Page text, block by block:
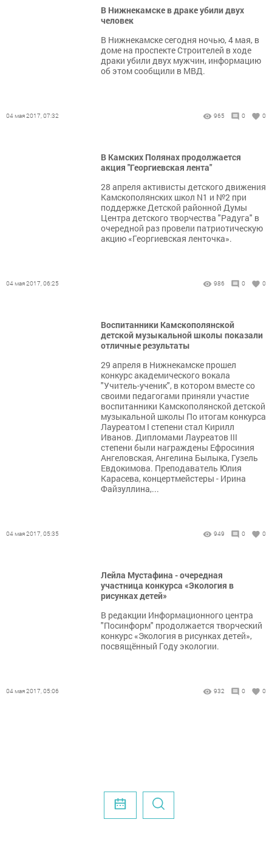
В Нижнекамске в драке убили двух
человек
В Нижнекамске сегодня ночью, 4 мая, в
доме на проспекте Строителей в ходе
драки убили двух мужчин, информацию
об этом сообщили в МВД.
04 мая 2017, 07:32 965 0 0
В Камских Полянах продолжается
акция "Георгиевская лента"
28 апреля активисты детского движения
Камскополянских школ N1 и №2 при
поддержке Детской районной Думы
Центра детского творчества "Радуга" в
очередной раз провели патриотическую
акцию «Георгиевская ленточка».
04 мая 2017, 06:25 986 0 0
Воспитанники Камскополянской
детской музыкальной школы показали
отличные результаты
29 апреля в Нижнекамске прошел
конкурс академического вокала
"Учитель-ученик", в котором вместе со
своими педагогами приняли участие
воспитанники Камскополянской детской
музыкальной школы По итогам конкурса
Лауреатом I степени стал Кирилл
Иванов. Дипломами Лауреатов III
степени были награждены Ефросиния
Ангеловская, Ангелина Былыка, Гузель
Евдокимова. Преподаватель Юлия
Карасева, концертмейстеры - Ирина
Файзуллина,...
04 мая 2017, 05:35 949 0 0
Лейла Мустафина - очередная
участница конкурса «Экология в
рисунках детей»
В редакции Информационного центра
"Посинформ" продолжается творческий
конкурс «Экология в рисунках детей»,
посвящённый Году экологии.
04 мая 2017, 05:06 932 0 0